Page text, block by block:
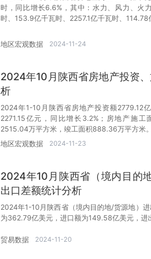
时，同比增长6.6%，其中：水力、风力、火
时、153.9亿千瓦时、2257.1亿千瓦时、114.78
地区宏观数据 2024-11-24
2024年10月陕西省房地产投资
析
2024年1-10月陕西省房地产投资额2779.12
2271.15亿元，同比增长3.2%；房地产施
2515.04万平方米，竣工面积888.36万平方米。
地区宏观数据
2024-11-23
2024年10月陕西省（境内目的
出口差额统计分析
2024年1-10月陕西省（境内目的地/货源地）
为362.79亿美元，进口额为149.58亿美元，进
贸易数据 2024-11-20